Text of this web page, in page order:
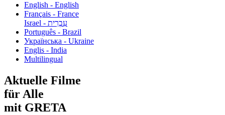
English - English
Français - France
עִבְרִית - Israel
Português - Brazil
Українська - Ukraine
Englis - India
Multilingual
Aktuelle Filme
für Alle
mit GRETA